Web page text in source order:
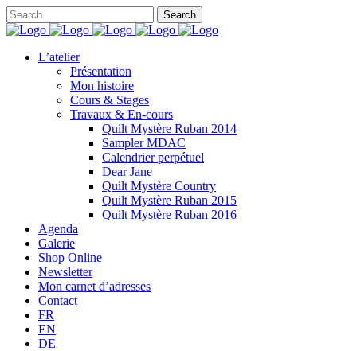
L’atelier
Présentation
Mon histoire
Cours & Stages
Travaux & En-cours
Quilt Mystère Ruban 2014
Sampler MDAC
Calendrier perpétuel
Dear Jane
Quilt Mystère Country
Quilt Mystère Ruban 2015
Quilt Mystère Ruban 2016
Agenda
Galerie
Shop Online
Newsletter
Mon carnet d’adresses
Contact
FR
EN
DE